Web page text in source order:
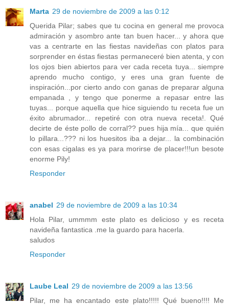
Marta 29 de noviembre de 2009 a las 0:12
Querida Pilar; sabes que tu cocina en general me provoca
admiración y asombro ante tan buen hacer... y ahora que
vas a centrarte en las fiestas navideñas con platos para
sorprender en éstas fiestas permaneceré bien atenta, y con
los ojos bien abiertos para ver cada receta tuya... siempre
aprendo mucho contigo, y eres una gran fuente de
inspiración...por cierto ando con ganas de preparar alguna
empanada , y tengo que ponerme a repasar entre las
tuyas... porque aquella que hice siguiendo tu receta fue un
éxito abrumador... repetiré con otra nueva receta!. Qué
decirte de éste pollo de corral?? pues hija mía... que quién
lo pillara...??? ni los huesitos iba a dejar... la combinación
con esas cigalas es ya para morirse de placer!!!un besote
enorme Pily!
Responder
anabel 29 de noviembre de 2009 a las 10:34
Hola Pilar, ummmm este plato es delicioso y es receta
navideña fantastica .me la guardo para hacerla.
saludos
Responder
Laube Leal 29 de noviembre de 2009 a las 13:56
Pilar, me ha encantado este plato!!!!! Qué bueno!!!! Me